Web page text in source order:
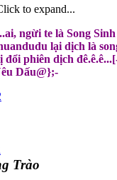
to expand...
ngừi te là Song
lại dịch là
đổi phiên dịch
Dấu@};-
Trào